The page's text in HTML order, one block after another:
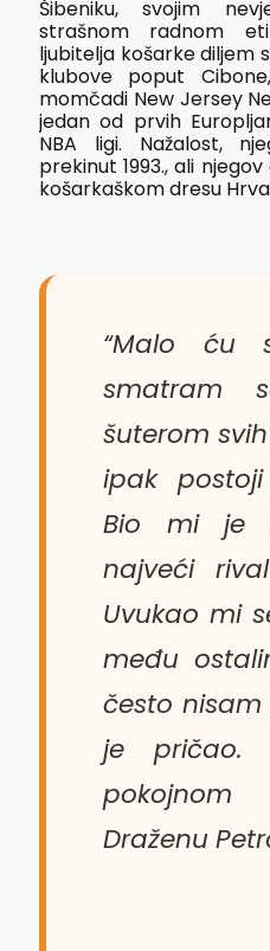
Šibeniku, svojim
strašnom radnom
ljubitelja košarke diljem
klubove poput
momčadi New Jersey
jedan od prvih
NBA ligi. Nažalost,
prekinut 1993., ali
košarkaškom dresu
“Malo ću
smatram
šuterom
ipak
Bio mi je
najveći
Uvukao mi
među
često
je pričao.
Draženu